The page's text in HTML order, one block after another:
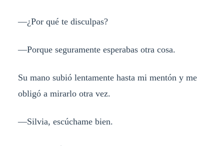
—¿Por qué te disculpas?
—Porque seguramente esperabas otra cosa.
Su mano subió lentamente hasta mi mentón y me
obligó a mirarlo otra vez.
—Silvia, escúchame bien.